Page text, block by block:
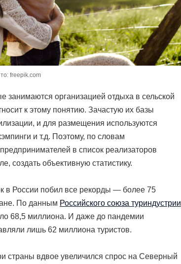
freepik.com
занимаются организацией отдыха в сельской
к этому понятию. Зачастую их базы
и для размещения используются
и т.д. Поэтому, по словам
в список реализаторов
создать объективную статистику.
в России побил все рекорды — более 75
По данным Российского союза туриндустрии
68,5 миллиона. И даже до пандемии
лишь 62 миллиона туристов.
страны вдвое увеличился спрос на Северный